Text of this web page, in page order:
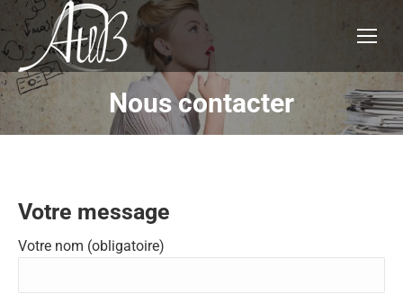
Nous contacter
Vous êtes ici :
Votre message
Votre nom (obligatoire)